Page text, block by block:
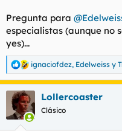
Pregunta para
especialistas (aunque no
yes)...
R
e
a
c
c
i
ignaciofdez, Edelweiss y
Lollercoaster
Clásico